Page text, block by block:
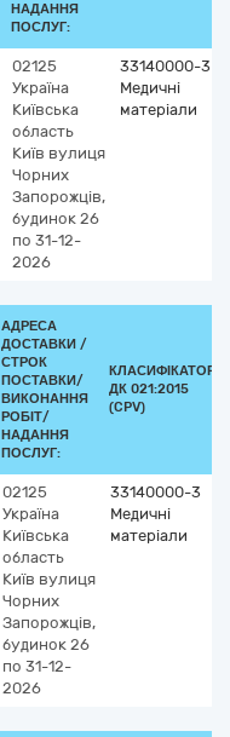
НАДАННЯ
ПОСЛУГ:
02125
Україна
Київська
область
Київ вулиця
Чорних
Запорожців,
будинок 26
по 31-12-
2026
33140000-3
Медичні
матеріали
АДРЕСА
ДОСТАВКИ /
СТРОК
ПОСТАВКИ/
ВИКОНАННЯ
РОБІТ/
НАДАННЯ
ПОСЛУГ:
КЛАСИФІКАТОР
ДК 021:2015
(CPV)
02125
Україна
Київська
область
Київ вулиця
Чорних
Запорожців,
будинок 26
по 31-12-
2026
33140000-3
Медичні
матеріали